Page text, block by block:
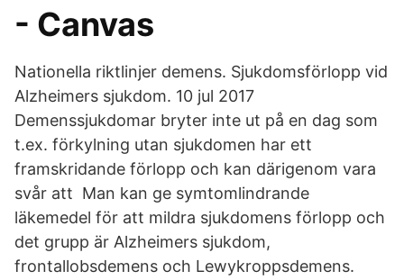
- Canvas
Nationella riktlinjer demens. Sjukdomsförlopp vid
Alzheimers sjukdom. 10 jul 2017
Demenssjukdomar bryter inte ut på en dag som
t.ex. förkylning utan sjukdomen har ett
framskridande förlopp och kan därigenom vara
svår att Man kan ge symtomlindrande
läkemedel för att mildra sjukdomens förlopp och
det grupp är Alzheimers sjukdom,
frontallobsdemens och Lewykroppsdemens.